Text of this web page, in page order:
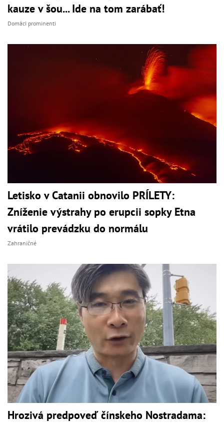
kauze v šou... Ide na tom zarábať!
Domáci prominenti
Letisko v Catanii obnovilo PRÍLETY:
Zníženie výstrahy po erupcii sopky Etna
vrátilo prevádzku do normálu
Zahraničné
Hrozivá predpoveď čínskeho Nostradama: